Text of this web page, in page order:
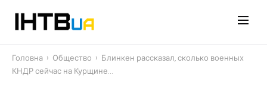
Головна › Общество › Блинкен рассказал, сколько военных
КНДР сейчас на Курщине…